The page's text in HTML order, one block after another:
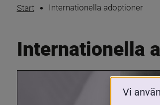
Start Internationella adoptioner
Internationella
Vi